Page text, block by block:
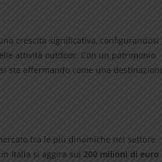
crescita significativa, configurandosi
attività outdoor. Con un patrimonio
sta affermando come una
tra le più dinamiche nel settore
Italia si aggira sui 200 milioni di euro